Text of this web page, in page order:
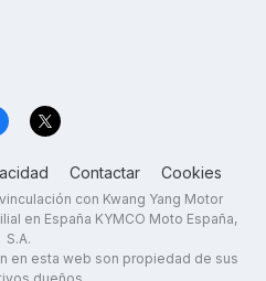
Contactar Cookies
con Kwang Yang Motor
en España KYMCO Moto España,
S.A.
en esta web son propiedad de sus